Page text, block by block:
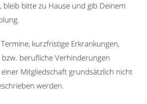
bleib bitte zu Hause und gib Deinem
kurzfristige Erkrankungen,
berufliche Verhinderungen
Mitgliedschaft grundsätzlich nicht
werden.